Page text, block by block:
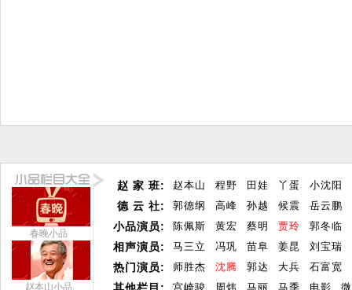
春晚小品
赵本山小品
赵 家 班:
德 云 社:
小品演员:
相声演员:
热门演员:
赵本山 程野 田娃 丫蛋
小沈阳
郭德纲
高峰 孙越 候震
岳云鹏
陈佩斯
黄宏 蔡明 贾玲
郭冬临
马三立
冯巩 苗阜 姜昆
刘宝瑞
师胜杰
沈腾 郭达 大兵
石富宽
宫崎骏
周炜 马丽 马季 电影